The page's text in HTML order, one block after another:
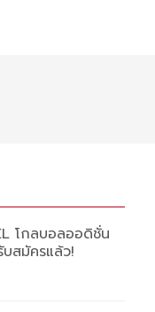
โกลบอลออดิชั่น
สมัครแล้ว!